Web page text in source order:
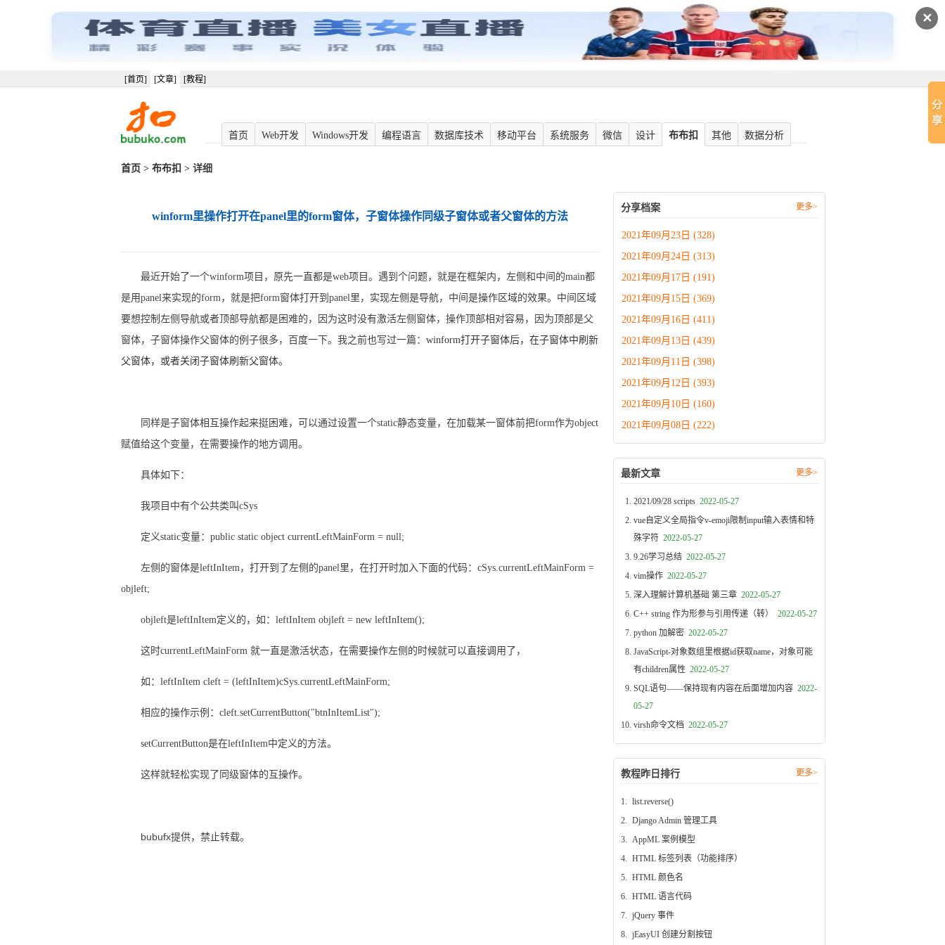
✕
[首页] [文章] [教程]
首页 Web开发 Windows开发 编程语言 数据库技术 移动平台 系统服务 微信 设计 布布扣 其他 数据分析
首页 > 布布扣 > 详细
winform里操作打开在panel里的form窗体，子窗体操作同级子窗体或者父窗体的方法
最近开始了一个winform项目，原先一直都是web项目。遇到个问题，就是在框架内，左侧和中间的main都
是用panel来实现的form，就是把form窗体打开到panel里，实现左侧是导航，中间是操作区域的效果。中间区域
要想控制左侧导航或者顶部导航都是困难的，因为这时没有激活左侧窗体，操作顶部相对容易，因为顶部是父
窗体，子窗体操作父窗体的例子很多，百度一下。我之前也写过一篇： winform打开子窗体后，在子窗体中刷新
父窗体，或者关闭子窗体刷新父窗体。
同样是子窗体相互操作起来挺困难，可以通过设置一个static静态变量，在加载某一窗体前把form作为object
赋值给这个变量，在需要操作的地方调用。
具体如下：
我项目中有个公共类叫cSys
定义static变量：public static object currentLeftMainForm = null;
左侧的窗体是leftInItem，打开到了左侧的panel里，在打开时加入下面的代码：cSys.currentLeftMainForm =
objleft;
objleft是leftInItem定义的，如：leftInItem objleft = new leftInItem();
这时currentLeftMainForm 就一直是激活状态，在需要操作左侧的时候就可以直接调用了，
如：leftInItem cleft = (leftInItem)cSys.currentLeftMainForm;
相应的操作示例： cleft.setCurrentButton("btnInItemList");
setCurrentButton是在leftInItem中定义的方法。
这样就轻松实现了同级窗体的互操作。
bubufx提供，禁止转载。
分享档案 更多>
2021年09月23日 (328)
2021年09月24日 (313)
2021年09月17日 (191)
2021年09月15日 (369)
2021年09月16日 (411)
2021年09月13日 (439)
2021年09月11日 (398)
2021年09月12日 (393)
2021年09月10日 (160)
2021年09月08日 (222)
最新文章 更多>
2021/09/28 scripts 2022-05-27
vue自定义全局指令v-emoji限制input输入表情和特
殊字符 2022-05-27
9.26学习总结 2022-05-27
vim操作 2022-05-27
深入理解计算机基础 第三章 2022-05-27
C++ string 作为形参与引用传递（转） 2022-05-27
python 加解密 2022-05-27
JavaScript-对象数组里根据id获取name，对象可能
有children属性 2022-05-27
SQL语句——保持现有内容在后面增加内容 2022-
05-27
virsh命令文档 2022-05-27
教程昨日排行 更多>
1. list.reverse()
2. Django Admin 管理工具
3. AppML 案例模型
4. HTML 标签列表（功能排序）
5. HTML 颜色名
6. HTML 语言代码
7. jQuery 事件
8. jEasyUI 创建分割按钮